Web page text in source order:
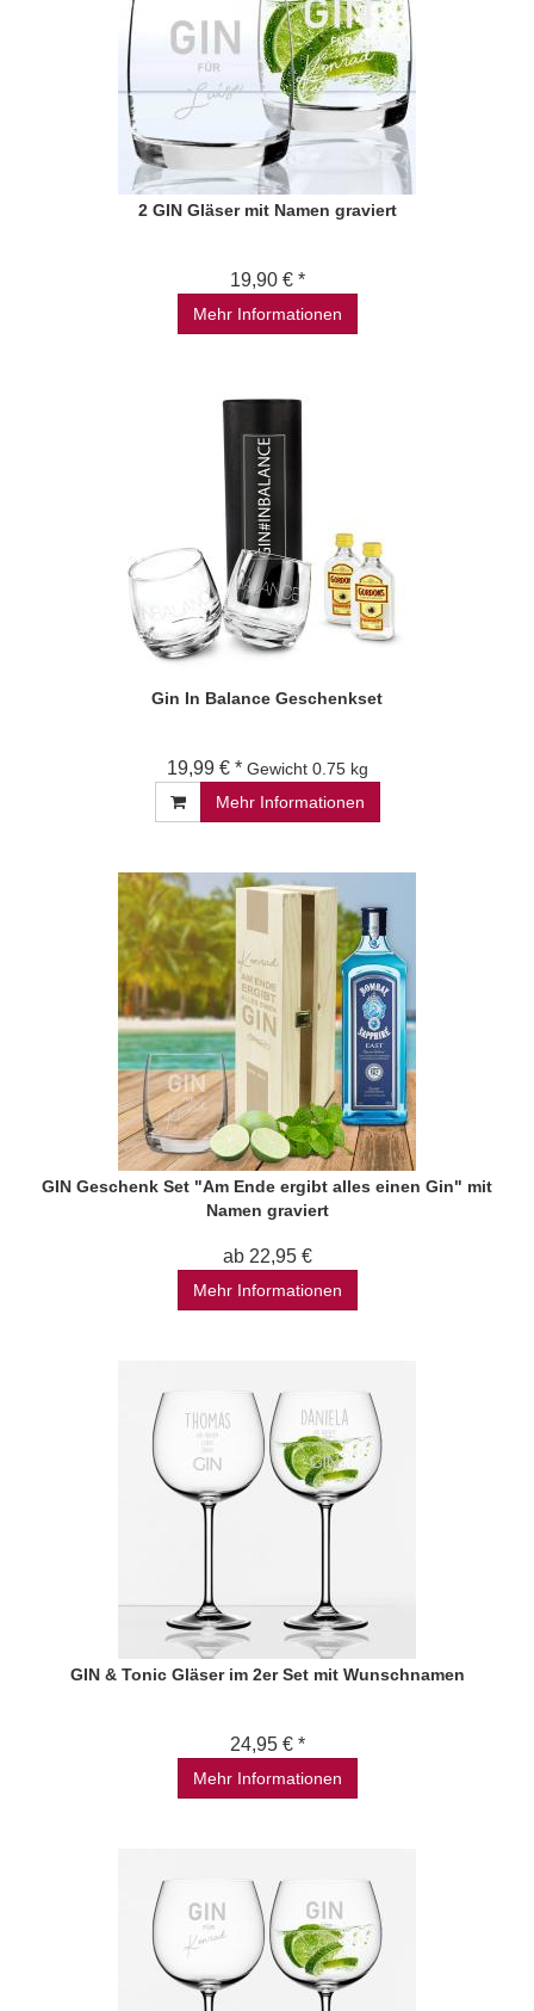
2 GIN Gläser mit Namen graviert
19,90 € *
Mehr Informationen
Gin In Balance Geschenkset
19,99 € * Gewicht 0.75 kg
Mehr Informationen
GIN Geschenk Set "Am Ende ergibt alles einen Gin" mit
Namen graviert
ab 22,95 €
Mehr Informationen
GIN & Tonic Gläser im 2er Set mit Wunschnamen
24,95 € *
Mehr Informationen